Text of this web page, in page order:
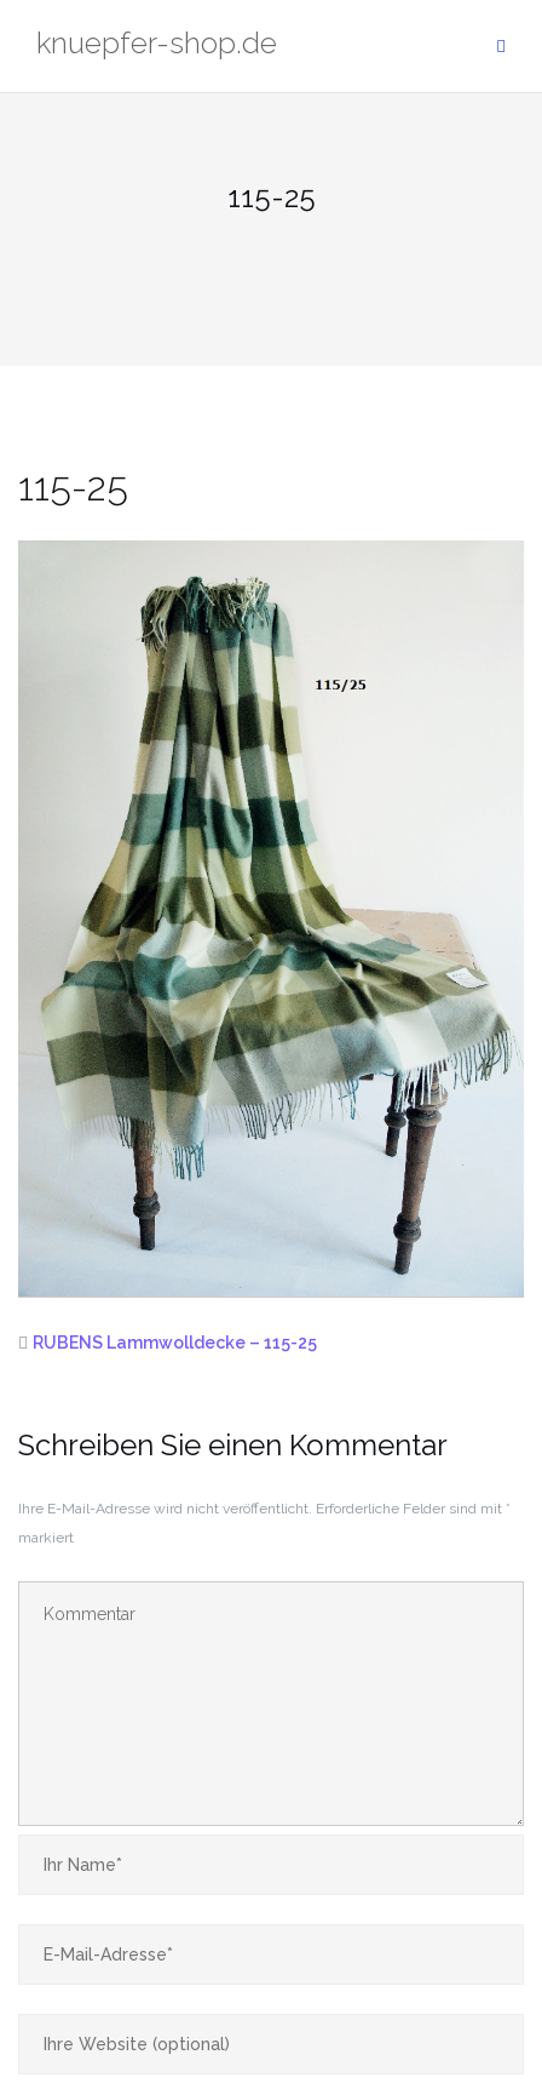
Inhaltknuepfer-shop.de
115-25
115-25
RUBENS Lammwolldecke – 115-25
Schreiben Sie einen Kommentar
Ihre E-Mail-Adresse wird nicht veröffentlicht. Erforderliche Felder sind mit *
markiert